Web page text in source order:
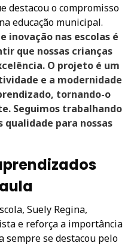
destacou o compromisso
educação municipal.
inovação nas escolas é
que nossas crianças
O projeto é um
e a modernidade
tornando-o
Seguimos trabalhando
qualidade para nossas
Suely Regina,
e reforça a importância
sempre se destacou pelo